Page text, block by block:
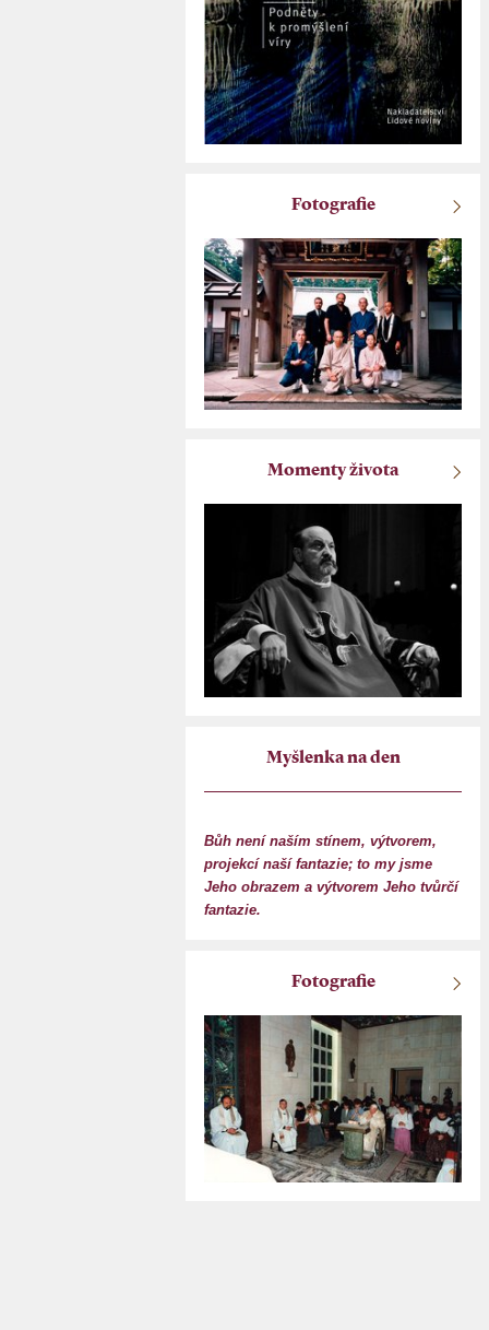
Fotografie
Momenty života
Myšlenka na den
Bůh není naším stínem, výtvorem,
projekcí naší fantazie; to my jsme
Jeho obrazem a výtvorem Jeho tvůrčí
fantazie.
Fotografie